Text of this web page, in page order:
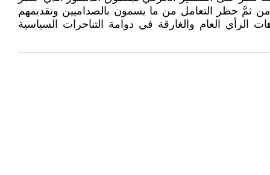
ثمَّ حظر التعامل من ما يسمون بالصداميين وتقديمهم
الرأي العام والغارقة في دوامة التناحرات السياسية